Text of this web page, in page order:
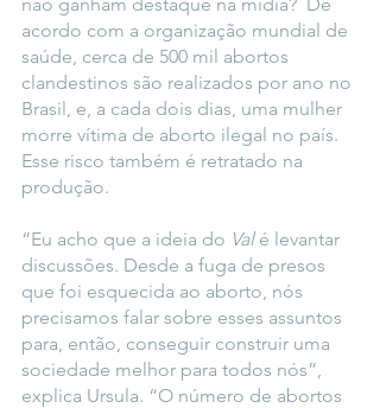
acordo com a organização mundial de
saúde, cerca de 500 mil abortos
clandestinos são realizados por ano no
Brasil, e, a cada dois dias, uma mulher
morre vítima de aborto ilegal no país.
Esse risco também é retratado na
produção.
“Eu acho que a ideia do Val é levantar
discussões. Desde a fuga de presos
que foi esquecida ao aborto, nós
precisamos falar sobre esses assuntos
para, então, conseguir construir uma
sociedade melhor para todos nós”,
explica Ursula. “O número de abortos